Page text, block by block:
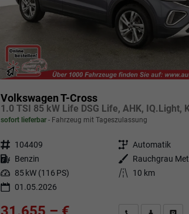
Volkswagen T-Cross
sofort lieferbar Fahrzeug mit Tageszulassung
Fahrzeugnr. 104409 Getriebe Automatik
Kraftstoff Benzin Außenfarbe
Rauchgrau
Leistung 85 kW (116 PS) Kilometerstand
10 km
01.05.2026